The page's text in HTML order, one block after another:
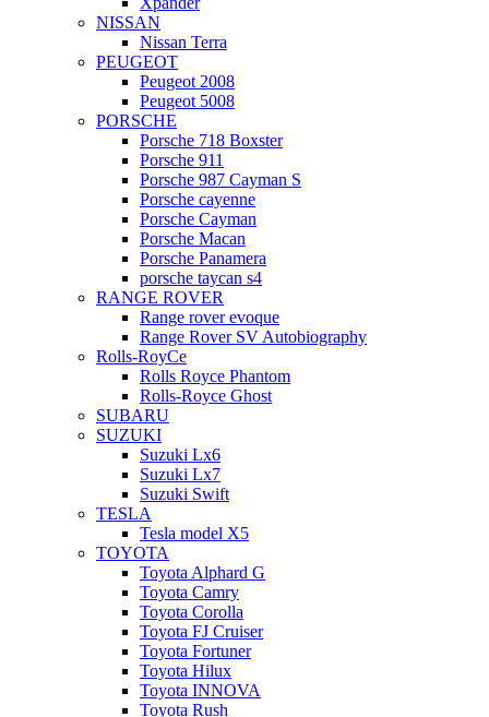
NISSAN
Nissan Terra
PEUGEOT
Peugeot 2008
Peugeot 5008
PORSCHE
Porsche 718 Boxster
Porsche 911
Porsche 987 Cayman S
Porsche cayenne
Porsche Cayman
Porsche Macan
Porsche Panamera
porsche taycan s4
RANGE ROVER
Range rover evoque
Range Rover SV Autobiography
Rolls-RoyCe
Rolls Royce Phantom
Rolls-Royce Ghost
SUBARU
SUZUKI
Suzuki Lx6
Suzuki Lx7
Suzuki Swift
TESLA
Tesla model X5
TOYOTA
Toyota Alphard G
Toyota Camry
Toyota Corolla
Toyota FJ Cruiser
Toyota Fortuner
Toyota Hilux
Toyota INNOVA
Toyota Rush